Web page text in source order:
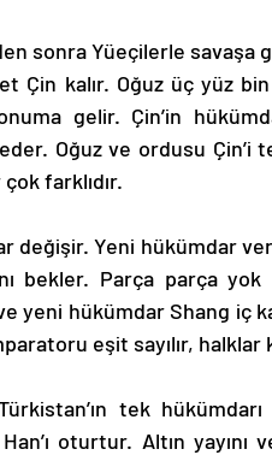
sonra Yüeçilerle savaşa
Çin kalır. Oğuz üç yüz
gelir. Çin’in
Oğuz ve ordusu Çin’i
farklıdır.
değişir. Yeni hükümdar
bekler. Parça parça
yeni hükümdar Shang iç
eşit sayılır,
tek
Han’ı oturtur. Altın